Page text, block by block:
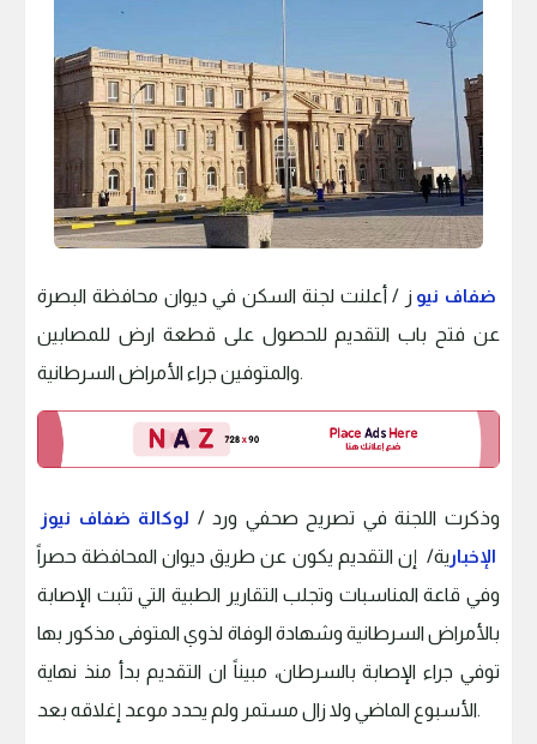
ضفاف نيو ز / أعلنت لجنة السكن في ديوان محافظة البصرة
عن فتح باب التقديم للحصول على قطعة ارض للمصابين
والمتوفين جراء الأمراض السرطانية.
وذكرت اللجنة في تصريح صحفي ورد / لوكالة ضفاف نيوز
الإخبار ية/ إن التقديم يكون عن طريق ديوان المحافظة حصراً
وفي قاعة المناسبات وتجلب التقارير الطبية التي تثبت الإصابة
بالأمراض السرطانية وشهادة الوفاة لذوي المتوفى مذكور بها
توفي جراء الإصابة بالسرطان، مبيناً ان التقديم بدأ منذ نهاية
الأسبوع الماضي ولا زال مستمر ولم يحدد موعد إغلاقه بعد.